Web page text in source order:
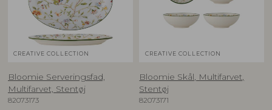
CREATIVE COLLECTION
Bloomie Serveringsfad,
Multifarvet, Stentøj
82073173
CREATIVE COLLECTION
Bloomie Skål, Multifarvet,
Stentøj
82073171